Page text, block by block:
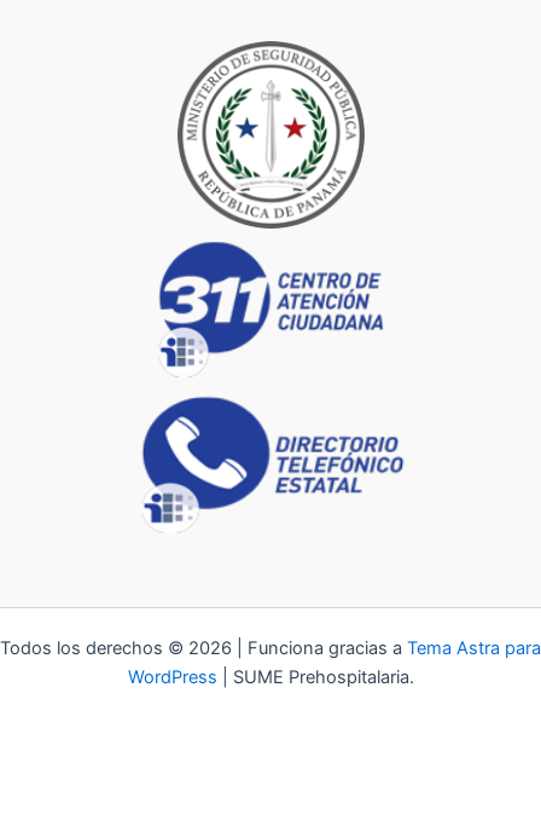
Todos los derechos © 2026 | Funciona gracias a Tema Astra para
WordPress | SUME Prehospitalaria.